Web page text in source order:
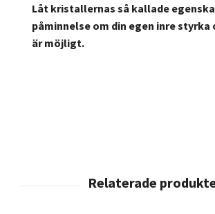
Låt kristallernas så kallade
påminnelse om din egen inre
är möjligt.